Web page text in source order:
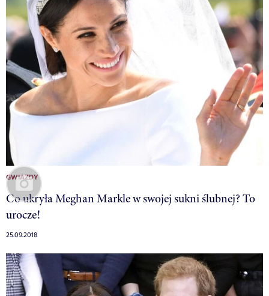
GWIAZDY
Co ukryła Meghan Markle w swojej sukni ślubnej? To
urocze!
25.09.2018